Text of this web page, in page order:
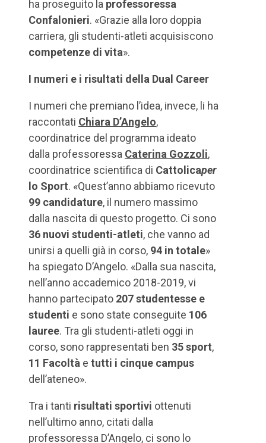
ha proseguito la professoressa
Confalonieri. «Grazie alla loro doppia
carriera, gli studenti-atleti acquisiscono
competenze di vita».
I numeri e i risultati della Dual Career
I numeri che premiano l’idea, invece, li ha
raccontati Chiara D’Angelo,
coordinatrice del programma ideato
dalla professoressa Caterina Gozzoli,
coordinatrice scientifica di Cattolicaper
lo Sport. «Quest’anno abbiamo ricevuto
99 candidature, il numero massimo
dalla nascita di questo progetto. Ci sono
36 nuovi studenti-atleti, che vanno ad
unirsi a quelli già in corso, 94 in totale»
ha spiegato D’Angelo. «Dalla sua nascita,
nell’anno accademico 2018-2019, vi
hanno partecipato 207 studentesse e
studenti e sono state conseguite 106
lauree. Tra gli studenti-atleti oggi in
corso, sono rappresentati ben 35 sport,
11 Facoltà e tutti i cinque campus
dell’ateneo».
Tra i tanti risultati sportivi ottenuti
nell’ultimo anno, citati dalla
professoressa D’Angelo, ci sono lo